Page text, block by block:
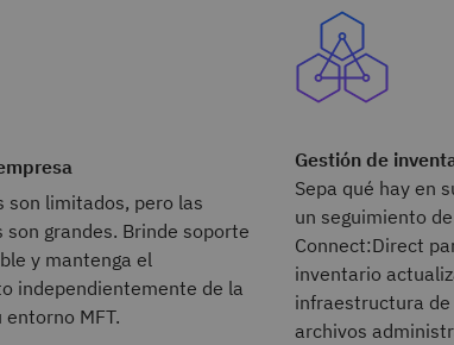
son limitados, pero las
son grandes. Brinde soporte
y mantenga el
independientemente de la
MFT.
Gestión de
Sepa qué hay en
un seguimiento
Connect:Direct
inventario
infraestructura
archivos